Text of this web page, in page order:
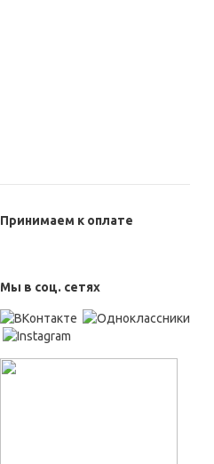
Принимаем к оплате
Мы в соц. сетях